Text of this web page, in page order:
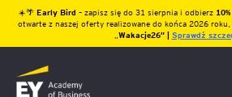
☀️🌴 Early Bird – zapisz się do 31 sierpnia i odbierz
otwarte z naszej oferty realizowane do końca 2026
Wakacje26″ | Sprawdź